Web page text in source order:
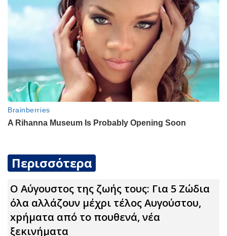
Περισσότερα
Ο Αύγουστος της ζωής τους: Για 5 Zώδια
όλα αλλάζουν μέχρι τέλος Αυγούστου,
xpήματα από το πουθενά, νέα
ξεκινήματα